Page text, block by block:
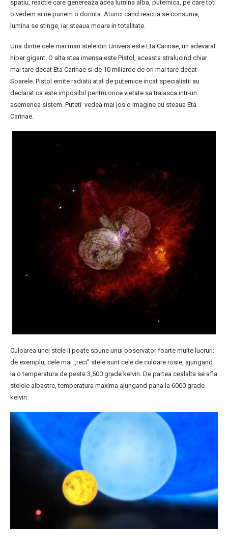
spatiu, reactie care genereaza acea lumina alba, puternica, pe care toti
o vedem si ne punem o dorinta. Atunci cand reactia se consuma,
lumina se stinge, iar steaua moare in totalitate.
Una dintre cele mai mari stele din Univers este Eta Carinae, un adevarat
hiper gigant. O alta stea imensa este Pistol, aceasta stralucind chiar
mai tare decat Eta Carinae si de 10 miliarde de ori mai tare decat
Soarele. Pistol emite radiatii atat de puternice incat specialistii au
declarat ca este imposibil pentru orice vietate sa traiasca intr-un
asemenea sistem. Puteti vedea mai jos o imagine cu steaua Eta
Carinae.
Culoarea unei stele ii poate spune unui observator foarte multe lucruri:
de exemplu, cele mai ,,reci” stele sunt cele de culoare rosie, ajungand
la o temperatura de peste 3,500 grade kelvin. De partea cealalta se afla
stelele albastre, temperatura maxima ajungand pana la 6000 grade
kelvin.